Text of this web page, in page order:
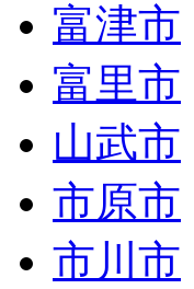
富津市
富里市
山武市
市原市
市川市